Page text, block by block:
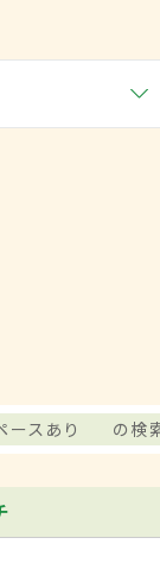
ースあり の検